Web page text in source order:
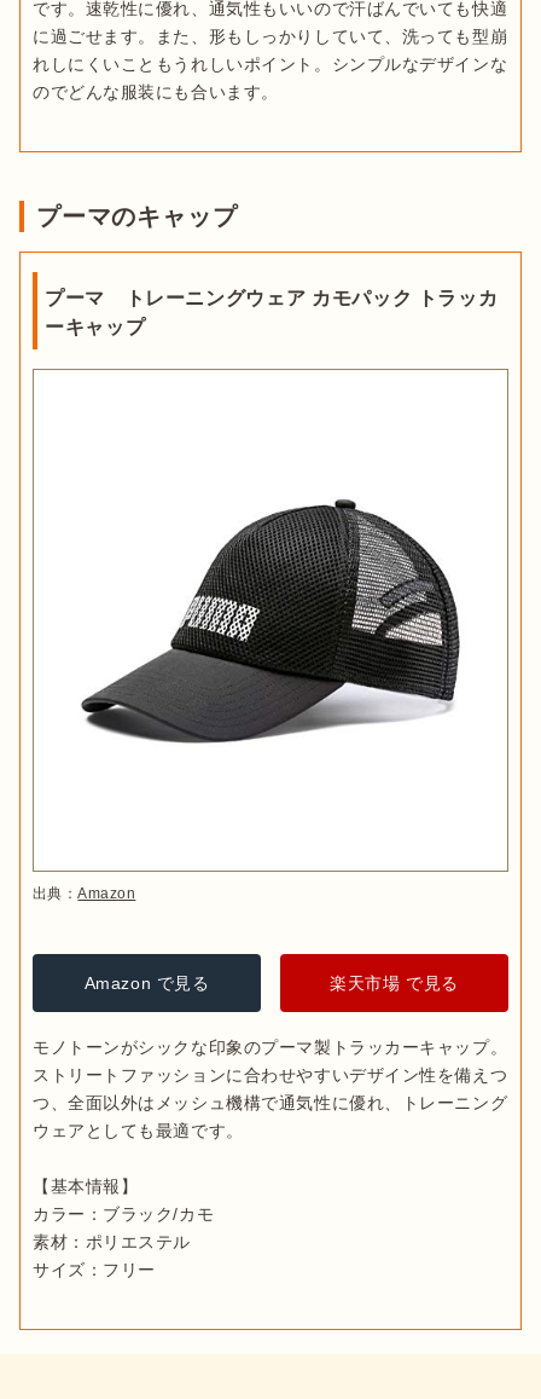
です。速乾性に優れ、通気性もいいので汗ばんでいても快適
に過ごせます。また、形もしっかりしていて、洗っても型崩
れしにくいこともうれしいポイント。シンプルなデザインな
のでどんな服装にも合います。
プーマのキャップ
プーマ トレーニングウェア カモパック トラッカ
ーキャップ
出典：Amazon
Amazon で見る 楽天市場 で見る
モノトーンがシックな印象のプーマ製トラッカーキャップ。
ストリートファッションに合わせやすいデザイン性を備えつ
つ、全面以外はメッシュ機構で通気性に優れ、トレーニング
ウェアとしても最適です。
【基本情報】
カラー：ブラック/カモ
素材：ポリエステル
サイズ：フリー